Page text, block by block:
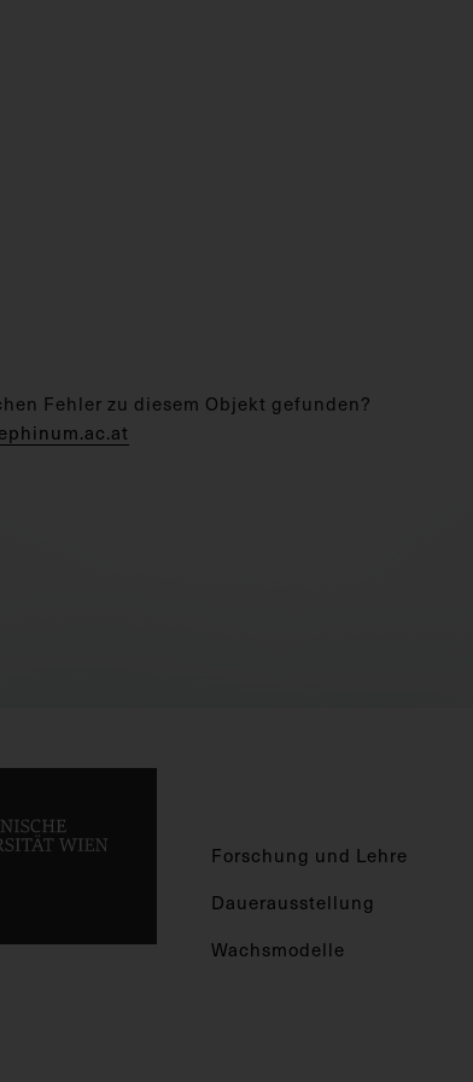
Fehler zu diesem Objekt gefunden?
Forschung und Lehre
Dauerausstellung
Wachsmodelle